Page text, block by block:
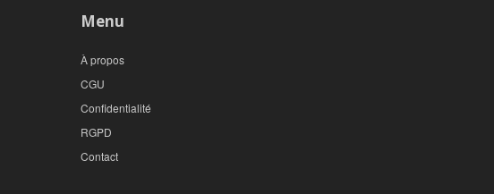
Menu
À propos
CGU
Confidentialité
RGPD
Contact